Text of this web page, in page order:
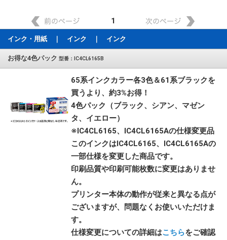
1
インク・用紙 ｜ インク ｜ インク
お得な4色パック 型番：IC4CL6165B
65系インクカラー各3色＆61系ブラックを
買うより、約3%お得！
4色パック（ブラック、シアン、マゼン
タ、イエロー）
※IC4CL6165、IC4CL6165Aの仕様変更品
このインクはIC4CL6165、IC4CL6165Aの
一部仕様を変更した商品です。
印刷品質や印刷可能枚数に変更はありませ
ん。
プリンター本体の動作が従来と異なる点が
ございますが、問題なくお使いいただけま
す。
仕様変更についての詳細はこちらをご確認